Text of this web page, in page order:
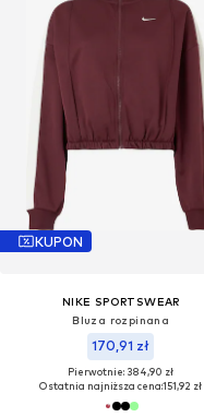
KUPON
NIKE SPORTSWEAR
Bluza rozpinana
170,91 zł
Pierwotnie: 384,90 zł
Ostatnia najniższa cena:151,92 zł